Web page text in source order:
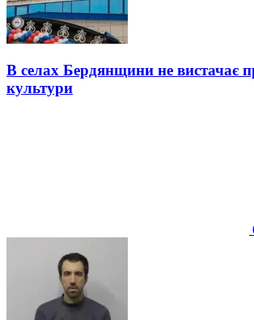
В селах Бердянщини не вистачає
культури